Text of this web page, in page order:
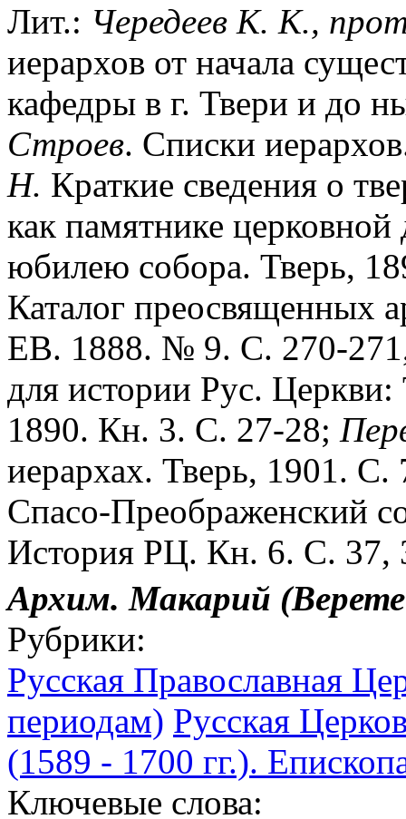
Лит.: Чередеев К. К.,
иерархов от начала
кафедры в г. Твери и до
Строев. Списки
Н. Краткие сведения о
как памятнике
юбилею собора. Тверь,
Каталог преосвященных
ЕВ. 1888. № 9. С. 270-
для истории Рус.
1890. Кн. 3. С. 27-28;
иерархах. Тверь, 1901.
Спасо-Преображенский
История РЦ. Кн. 6. С. 37,
Архим. Макарий
Рубрики:
Русская Православная
периодам) Русская
(1589 - 1700 гг.).
Ключевые слова: